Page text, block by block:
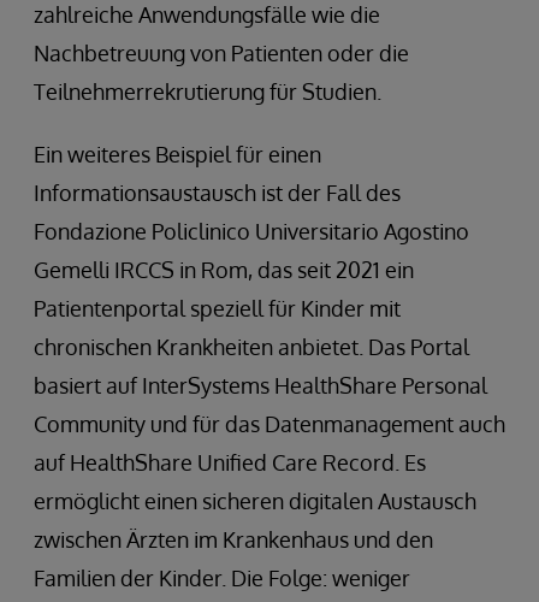
zahlreiche Anwendungsfälle wie die
Nachbetreuung von Patienten oder die
Teilnehmerrekrutierung für Studien.
Ein weiteres Beispiel für einen
Informationsaustausch ist der Fall des
Fondazione Policlinico Universitario Agostino
Gemelli IRCCS in Rom, das seit 2021 ein
Patientenportal speziell für Kinder mit
chronischen Krankheiten anbietet. Das Portal
basiert auf InterSystems HealthShare Personal
Community und für das Datenmanagement auch
auf HealthShare Unified Care Record. Es
ermöglicht einen sicheren digitalen Austausch
zwischen Ärzten im Krankenhaus und den
Familien der Kinder. Die Folge: weniger